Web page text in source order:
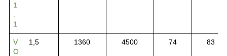
1
1
V
O
1,5 1360 4500 74 83